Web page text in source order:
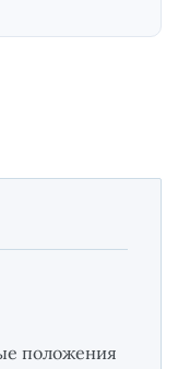
положения